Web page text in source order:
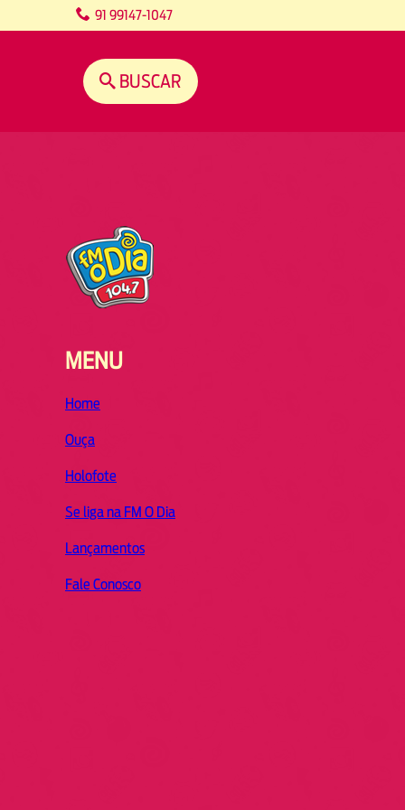
91 99147-1047
BUSCAR
MENU
Home
Ouça
Holofote
Se liga na FM O Dia
Lançamentos
Fale Conosco